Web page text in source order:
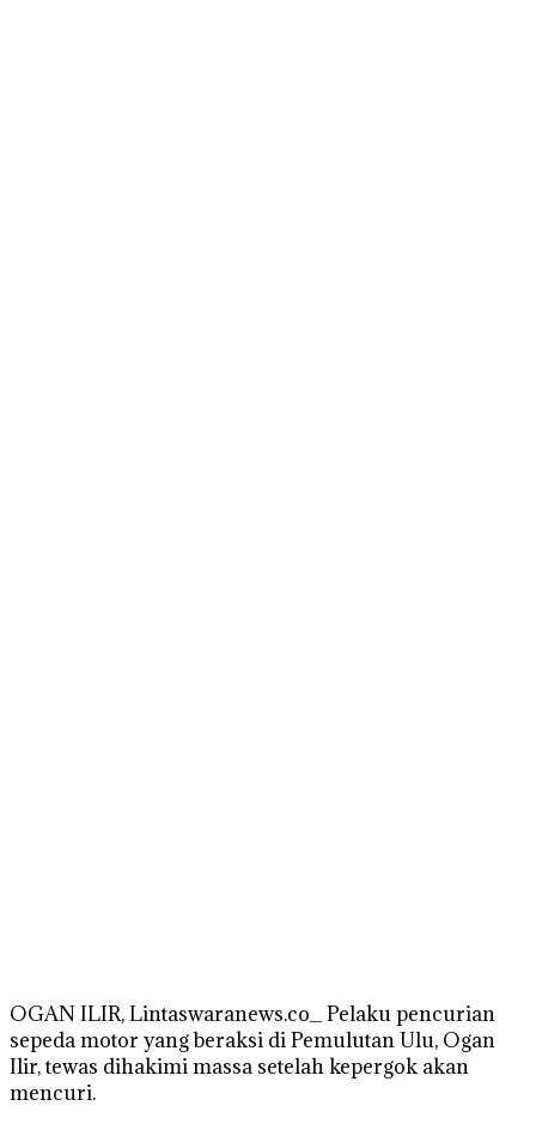
OGAN ILIR, Lintaswaranews.co_ Pelaku pencurian
sepeda motor yang beraksi di Pemulutan Ulu, Ogan
Ilir, tewas dihakimi massa setelah kepergok akan
mencuri.